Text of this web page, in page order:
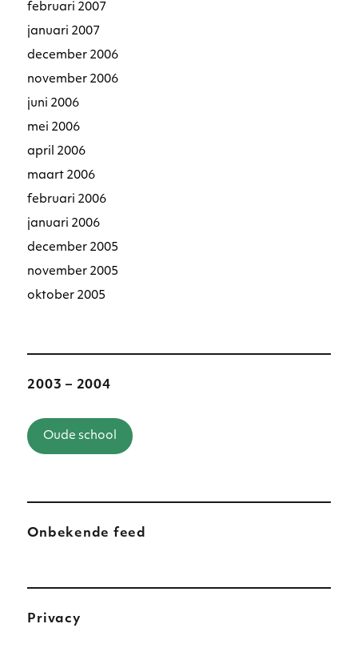
februari 2007
januari 2007
december 2006
november 2006
juni 2006
mei 2006
april 2006
maart 2006
februari 2006
januari 2006
december 2005
november 2005
oktober 2005
2003 – 2004
Oude school
Onbekende feed
Privacy